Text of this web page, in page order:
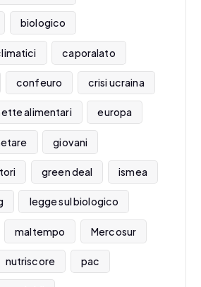
biologico
caporalato
confeuro crisi ucraina
alimentari europa
giovani
green deal ismea
legge sul biologico
maltempo Mercosur
nutriscore pac